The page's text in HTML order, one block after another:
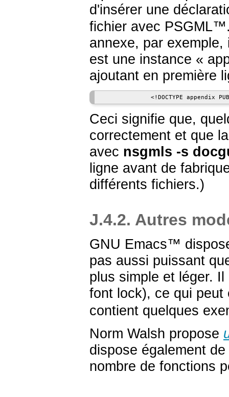
d'insérer une
fichier avec PSGML™.
annexe, par
est une instance «
ajoutant en première
Ceci signifie que,
correctement et que
avec nsgmls -s
ligne avant de
différents fichiers.)
J.4.2. Autres
GNU Emacs™
pas aussi puissant
plus simple et léger.
font lock), ce qui
contient quelques
Norm Walsh propose
dispose également
nombre de fonctions